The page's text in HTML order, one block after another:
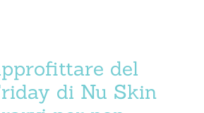
del
di Nu Skin